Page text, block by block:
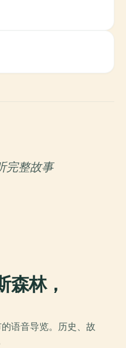
完整故事
森林，
语音导览。历史、故